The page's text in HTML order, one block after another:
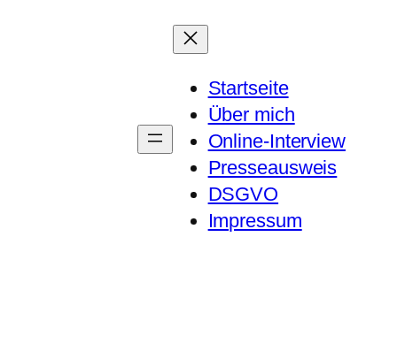
Startseite
Über mich
Online-Interview
Presseausweis
DSGVO
Impressum